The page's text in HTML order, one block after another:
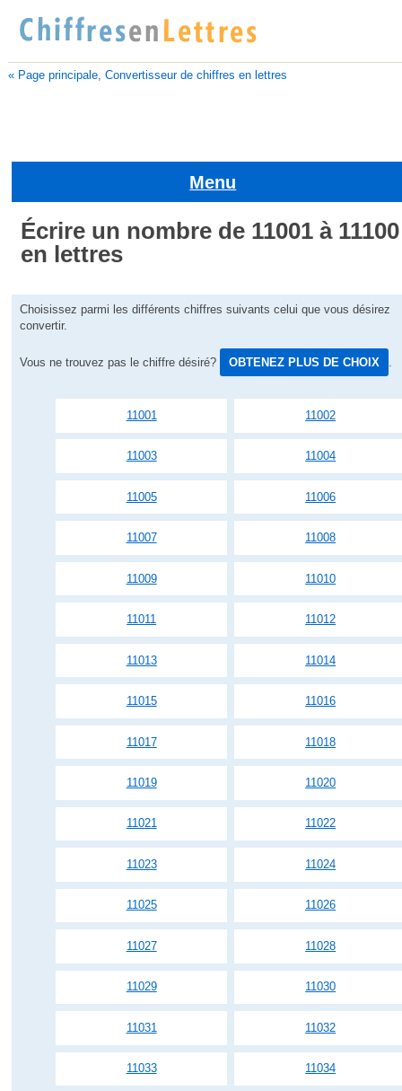
« Page principale, Convertisseur de chiffres en lettres
Menu
Écrire un nombre de 11001 à 11100
en lettres
Choisissez parmi les différents chiffres suivants celui que vous désirez
convertir.
Vous ne trouvez pas le chiffre désiré? OBTENEZ PLUS DE CHOIX
11001 11002
11003 11004
11005 11006
11007 11008
11009 11010
11011 11012
11013 11014
11015 11016
11017 11018
11019 11020
11021 11022
11023 11024
11025 11026
11027 11028
11029 11030
11031 11032
11033 11034